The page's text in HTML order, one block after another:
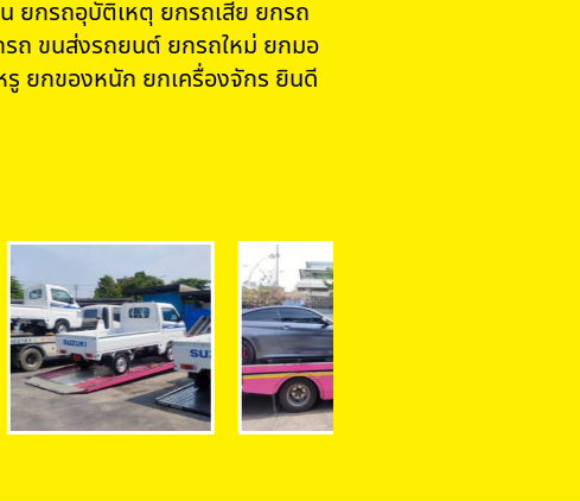
ยกรถอุบัติเหตุ ยกรถเสีย ยกรถ
ถ ขนส่งรถยนต์ ยกรถใหม่ ยกมอ
ยกของหนัก ยกเครื่องจักร ยินดี